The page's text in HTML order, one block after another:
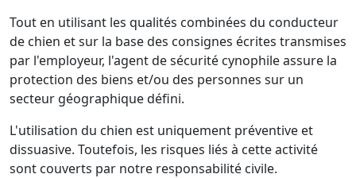
Tout en utilisant les qualités combinées du conducteur
de chien et sur la base des consignes écrites transmises
par l'employeur, l'agent de sécurité cynophile assure la
protection des biens et/ou des personnes sur un
secteur géographique défini.
L'utilisation du chien est uniquement préventive et
dissuasive. Toutefois, les risques liés à cette activité
sont couverts par notre responsabilité civile.